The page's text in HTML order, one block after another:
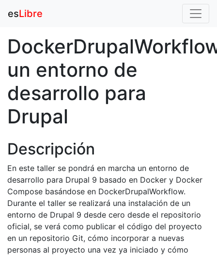
esLibre
un entorno de
desarrollo para
Drupal
Descripción
En este taller se pondrá en marcha un entorno de
desarrollo para Drupal 9 basado en Docker y Docker
Compose basándose en DockerDrupalWorkflow.
Durante el taller se realizará una instalación de un
entorno de Drupal 9 desde cero desde el repositorio
oficial, se verá como publicar el código del proyecto
en un repositorio Git, cómo incorporar a nuevas
personas al proyecto una vez ya iniciado y cómo